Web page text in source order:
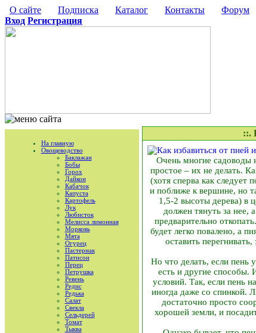
О сайте Подписка Каталог Контакты Форум
Вход Регистрация
На главную
Овощеводство
Баклажан
Бобы
Горох
Дайкон
Кабачок
Капуста
Картофель
Лук
Любисток
Мелисса лимонная
Морковь
Мята
Огурец
Пастернак
Патисон
Перец
Петрушка
Ревень
Редис
Редька
Салат
Свекла
Сельдерей
Томат
Тыква
::.
Очень многие садоводы
простое – их не делать.
(хотя сперва как следует
и поближе к вершине, но
1,5-2 высоты дерева) в
должен тянуть за нее,
предварительно
будет легко повалено, а
оставить
Но что делать, если пень
есть и другие способы.
условий. Так, если пень
иногда даже со спинкой.
достаточно просто
хорошей земли, и